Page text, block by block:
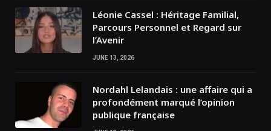
Léonie Cassel : Héritage Familial,
Parcours Personnel et Regard sur
l’Avenir
JUNE 13, 2026
Nordahl Lelandais : une affaire qui a
profondément marqué l’opinion
publique française